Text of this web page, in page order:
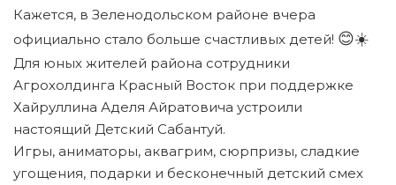
Кажется, в Зеленодольском районе вчера
официально стало больше счастливых детей! 😊☀️
Для юных жителей района сотрудники
Агрохолдинга Красный Восток при поддержке
Хайруллина Аделя Айратовича устроили
настоящий Детский Сабантуй.
Игры, аниматоры, аквагрим, сюрпризы, сладкие
угощения, подарки и бесконечный детский смех